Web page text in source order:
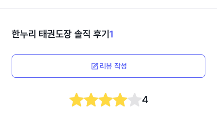
한누리 태권도장 솔직 후기 1
리뷰 작성
4